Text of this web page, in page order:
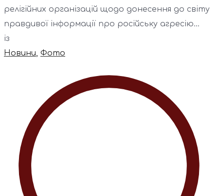
релігійних організацій щодо донесення до світу
правдивої інформації про російську агресію...
із
Новини, Фото